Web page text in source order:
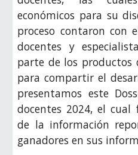
económicos para su
proceso contaron con
docentes y
parte de los productos
para compartir el
presentamos este
docentes 2024, el
de la información
ganadores en sus